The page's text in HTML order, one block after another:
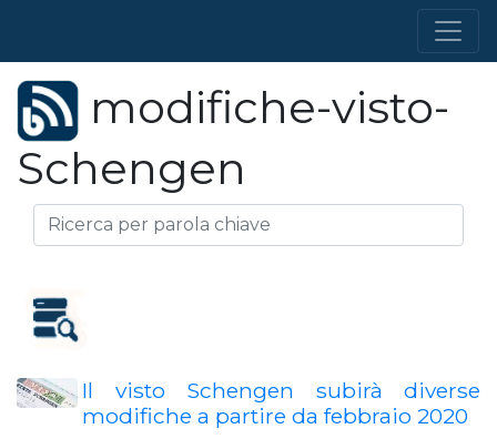
modifiche-visto-
Schengen
Il visto Schengen subirà diverse
modifiche a partire da febbraio 2020